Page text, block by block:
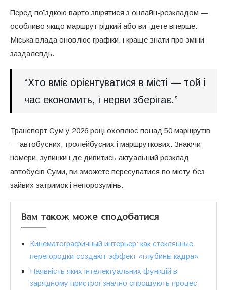
Перед поїздкою варто звірятися з онлайн-розкладом —
особливо якщо маршрут рідкий або ви їдете вперше.
Міська влада оновлює графіки, і краще знати про зміни
заздалегідь.
“Хто вміє орієнтуватися в місті — той і
час економить, і нерви зберігає.”
Транспорт Сум у 2026 році охоплює понад 50 маршрутів
— автобусних, тролейбусних і маршруткових. Знаючи
номери, зупинки і де дивитись актуальний розклад
автобусів Суми, ви зможете пересуватися по місту без
зайвих затримок і непорозумінь.
Вам також може сподобатися
Кинематографичный интерьер: как стеклянные
перегородки создают эффект «глубины кадра»
Наявність яких інтелектуальних функцій в
зарядному пристрої значно спрощують процес